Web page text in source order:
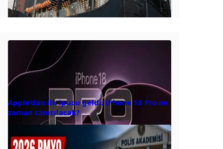
Apple’dan ilk ipucu geldi: iPhone 18 Pro ne
zaman tanıtılacak?